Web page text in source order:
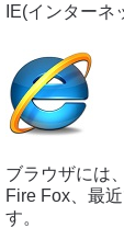
IE(インター
ブラウザには
Fire Fox、最
す。